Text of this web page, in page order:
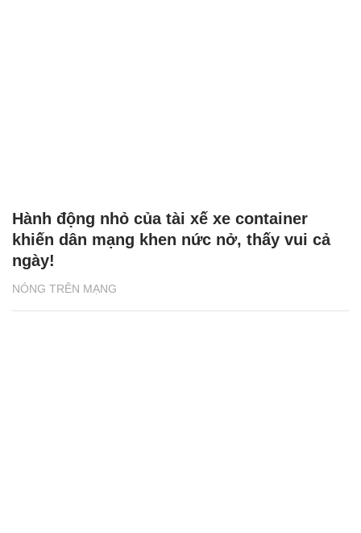
NÓNG TRÊN MẠNG
Hành động nhỏ của tài xế xe container
khiến dân mạng khen nức nở, thấy vui cả
ngày!